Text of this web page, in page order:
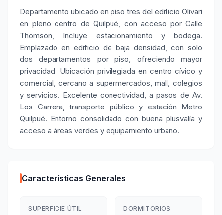
Departamento ubicado en piso tres del edificio Olivari
en pleno centro de Quilpué, con acceso por Calle
Thomson, Incluye estacionamiento y bodega.
Emplazado en edificio de baja densidad, con solo
dos departamentos por piso, ofreciendo mayor
privacidad. Ubicación privilegiada en centro cívico y
comercial, cercano a supermercados, mall, colegios
y servicios. Excelente conectividad, a pasos de Av.
Los Carrera, transporte público y estación Metro
Quilpué. Entorno consolidado con buena plusvalía y
acceso a áreas verdes y equipamiento urbano.
Características Generales
SUPERFICIE ÚTIL DORMITORIOS